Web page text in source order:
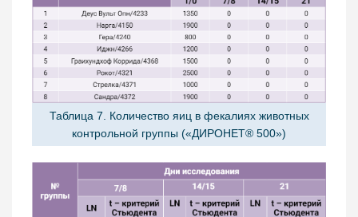
Таблица 7. Количество яиц в фекалиях животных
контрольной группы («ДИРОНЕТ® 500»)